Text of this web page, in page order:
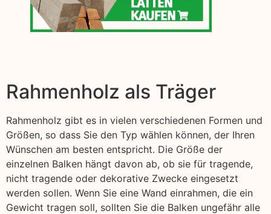
Rahmenholz als Träger
Rahmenholz gibt es in vielen verschiedenen Formen und
Größen, so dass Sie den Typ wählen können, der Ihren
Wünschen am besten entspricht. Die Größe der
einzelnen Balken hängt davon ab, ob sie für tragende,
nicht tragende oder dekorative Zwecke eingesetzt
werden sollen. Wenn Sie eine Wand einrahmen, die ein
Gewicht tragen soll, sollten Sie die Balken ungefähr alle